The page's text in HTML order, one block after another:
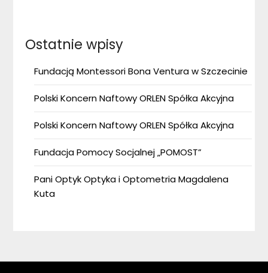
Ostatnie wpisy
Fundacją Montessori Bona Ventura w Szczecinie
Polski Koncern Naftowy ORLEN Spółka Akcyjna
Polski Koncern Naftowy ORLEN Spółka Akcyjna
Fundacja Pomocy Socjalnej „POMOST”
Pani Optyk Optyka i Optometria Magdalena
Kuta